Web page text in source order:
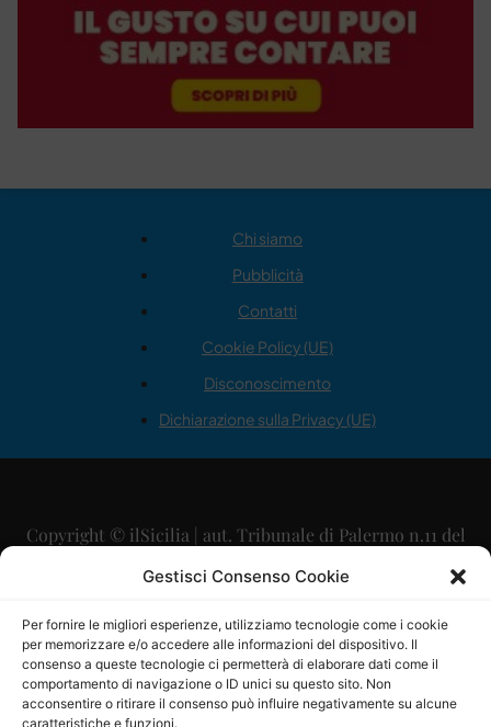
Gestisci Consenso Cookie
Per fornire le migliori esperienze, utilizziamo tecnologie come i cookie
per memorizzare e/o accedere alle informazioni del dispositivo. Il
consenso a queste tecnologie ci permetterà di elaborare dati come il
comportamento di navigazione o ID unici su questo sito. Non
acconsentire o ritirare il consenso può influire negativamente su alcune
caratteristiche e funzioni.
Chi siamo
Pubblicità
Contatti
Cookie Policy (UE)
Disconoscimento
Dichiarazione sulla Privacy (UE)
Copyright © ilSicilia | aut. Tribunale di Palermo n.11 del
29/09/2015
Direttore Editoriale: Maurizio Scaglione
Direttore Responsabile: Maria Calabrese